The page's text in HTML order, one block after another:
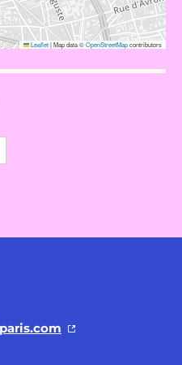
Leaflet|Map data ©OpenStreetMapcontributors